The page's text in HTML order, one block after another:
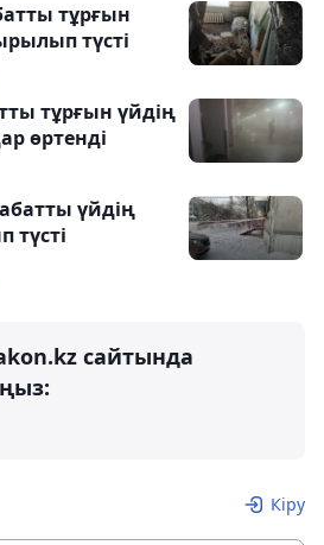
тұрғын
түсті
тұрғын үйдің
өртенді
үйдің
сайтында
Кіру